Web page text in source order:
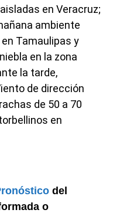
en Veracruz;
ambiente
Tamaulipas y
en la zona
la tarde,
de dirección
de 50 a 70
en
del
o